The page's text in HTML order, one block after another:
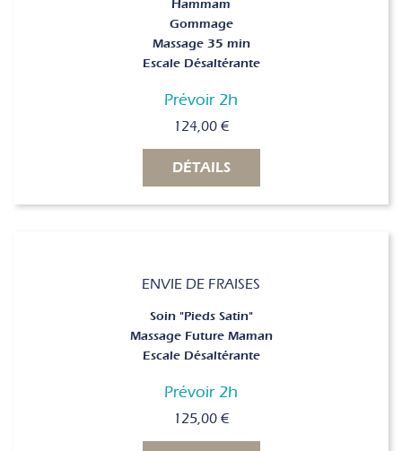
Hammam
Gommage
Massage 35 min
Escale Désaltérante
Prévoir 2h
124,00 €
DÉTAILS
ENVIE DE FRAISES
Soin "Pieds Satin"
Massage Future Maman
Escale Désaltérante
Prévoir 2h
125,00 €